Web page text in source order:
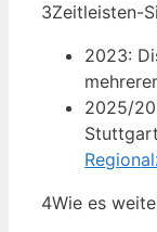
3Zeitleisten-
2023:
2025/
4Wie es